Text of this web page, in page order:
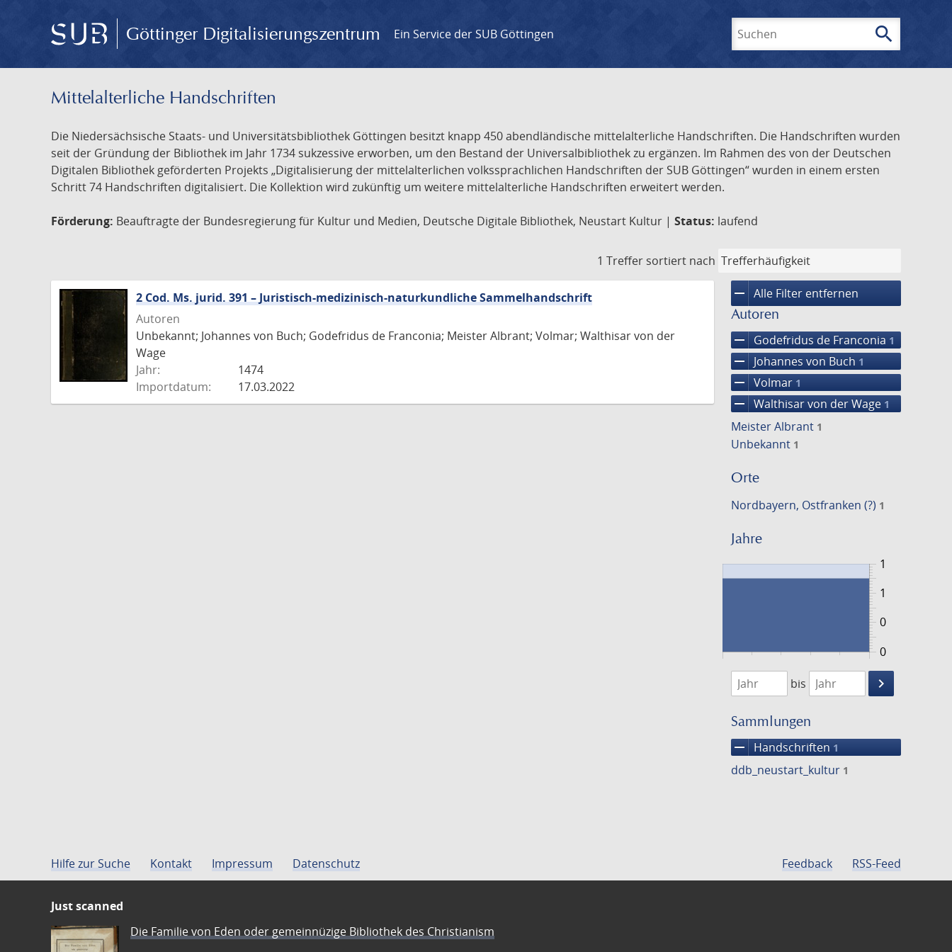
Göttinger Digitalisierungszentrum Ein Service der SUB Göttingen search
Mittelalterliche Handschriften
Die Niedersächsische Staats- und Universitätsbibliothek Göttingen besitzt knapp 450 abendländische mittelalterliche Handschriften. Die Handschriften wurden
seit der Gründung der Bibliothek im Jahr 1734 sukzessive erworben, um den Bestand der Universalbibliothek zu ergänzen. Im Rahmen des von der Deutschen
Digitalen Bibliothek geförderten Projekts „Digitalisierung der mittelalterlichen volkssprachlichen Handschriften der SUB Göttingen“ wurden in einem ersten
Schritt 74 Handschriften digitalisiert. Die Kollektion wird zukünftig um weitere mittelalterliche Handschriften erweitert werden.
Förderung: Beauftragte der Bundesregierung für Kultur und Medien, Deutsche Digitale Bibliothek, Neustart Kultur | Status: laufend
1 Treffer sortiert nach
remove Alle Filter entfernen
Autoren
remove Godefridus de Franconia 1
remove Johannes von Buch 1
remove Volmar 1
remove Walthisar von der Wage 1
Meister Albrant 1
Unbekannt 1
Orte
Nordbayern, Ostfranken (?) 1
Jahre
0
1
0
1
1474
1475
bis
keyboard_arrow_right
Suche
Sammlungen
remove Handschriften 1
ddb_neustart_kultur 1
2 Cod. Ms. jurid. 391 – Juristisch-medizinisch-naturkundliche Sammelhandschrift
Autoren
Unbekannt; Johannes von Buch; Godefridus de Franconia; Meister Albrant; Volmar; Walthisar von der
Wage
Jahr:
1474
Importdatum:
17.03.2022
Hilfe zur Suche Kontakt Impressum Datenschutz Feedback RSS-Feed
Just scanned
Die Familie von Eden oder gemeinnüzige Bibliothek des Christianism